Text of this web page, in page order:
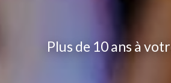
Plus de 10 ans à